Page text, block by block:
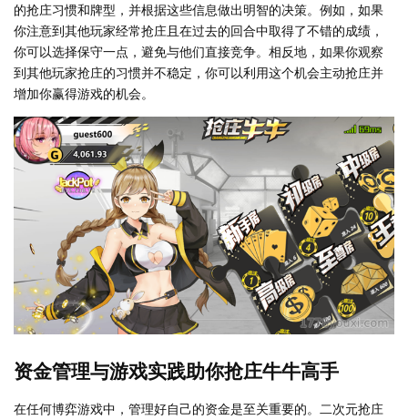
的抢庄习惯和牌型，并根据这些信息做出明智的决策。例如，如果
你注意到其他玩家经常抢庄且在过去的回合中取得了不错的成绩，
你可以选择保守一点，避免与他们直接竞争。相反地，如果你观察
到其他玩家抢庄的习惯并不稳定，你可以利用这个机会主动抢庄并
增加你赢得游戏的机会。
资金管理与游戏实践助你抢庄牛牛高手
在任何博弈游戏中，管理好自己的资金是至关重要的。二次元抢庄